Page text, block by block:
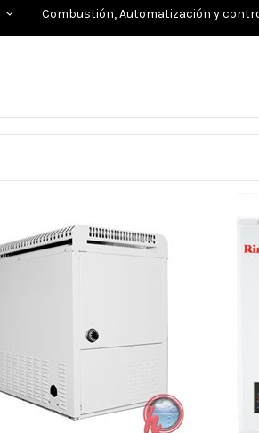
Combustión, Automatización y